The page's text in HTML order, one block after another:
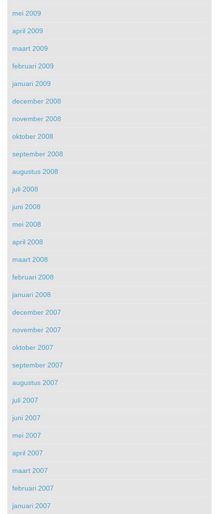
mei 2009
april 2009
maart 2009
februari 2009
januari 2009
december 2008
november 2008
oktober 2008
september 2008
augustus 2008
juli 2008
juni 2008
mei 2008
april 2008
maart 2008
februari 2008
januari 2008
december 2007
november 2007
oktober 2007
september 2007
augustus 2007
juli 2007
juni 2007
mei 2007
april 2007
maart 2007
februari 2007
januari 2007